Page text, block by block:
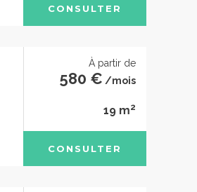
CONSULTER
À partir de
580 € /mois
19 m2
CONSULTER